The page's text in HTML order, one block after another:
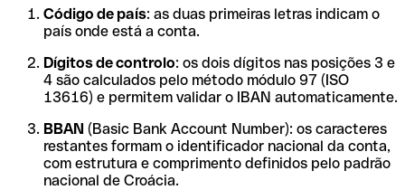
Código de país: as duas primeiras letras indicam o
país onde está a conta.
Dígitos de controlo: os dois dígitos nas posições 3 e
4 são calculados pelo método módulo 97 (ISO
13616) e permitem validar o IBAN automaticamente.
BBAN (Basic Bank Account Number): os caracteres
restantes formam o identificador nacional da conta,
com estrutura e comprimento definidos pelo padrão
nacional de Croácia.